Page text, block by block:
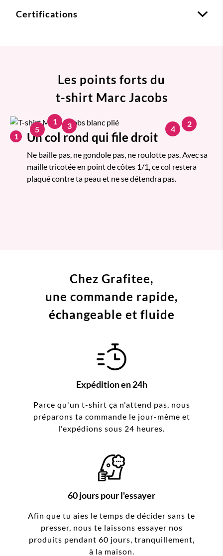
Certifications
Les points forts du
t-shirt Marc Jacobs
1 Un col rond qui file droit
Ne baille pas, ne gondole pas, ne roulotte pas. Avec sa
maille tricotée en point de côtes 1/1, ce col restera
plaqué contre ta peau et ne se détendra pas.
1 2
3 4
5
Chez Grafitee,
une commande rapide,
échangeable et fluide
Expédition en 24h
Parce qu'un t-shirt ça n'attend pas, nous
préparons ta commande le jour-même et
l'expédions sous 24 heures.
60 jours pour l'essayer
Afin que tu aies le temps de décider sans te
presser, nous te laissons essayer nos
produits pendant 60 jours, tranquillement,
à la maison.